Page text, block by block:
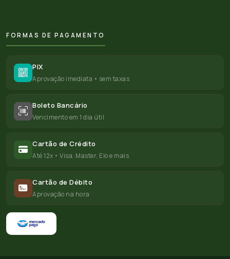
FORMAS DE PAGAMENTO
PIX
Aprovação imediata • sem taxas
Boleto Bancário
Vencimento em 1 dia útil
Cartão de Crédito
Até 12x • Visa, Master, Elo e mais
Cartão de Débito
Aprovação na hora